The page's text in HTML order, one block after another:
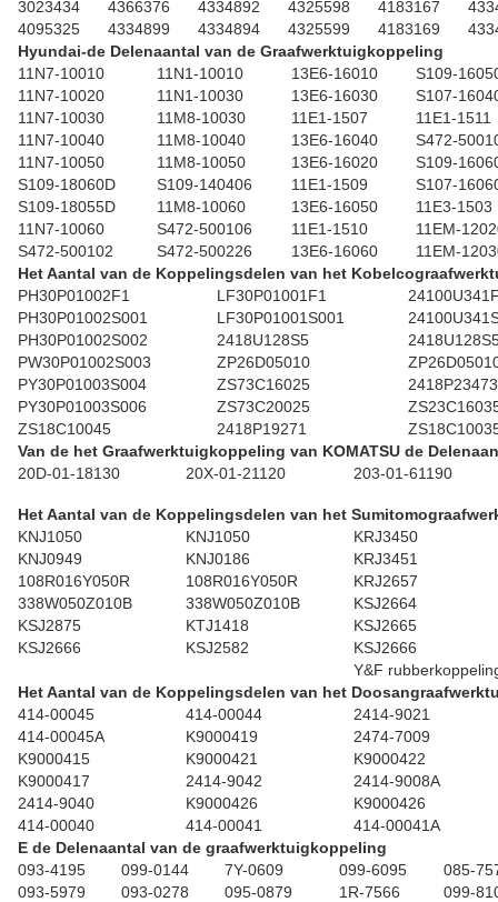
3023434
4366376 4334892 4325598 4183167
4095325
4334899 4334894 4325599 4183169
Hyundai-de Delenaantal van de Graafwerktuigkoppeling
11N7-10010
11N1-10010 13E6-16010
S109-
11N7-10020
11N1-10030 13E6-16030
S107-
11N7-10030
11M8-10030 11E1-1507
11E1-1511
11N7-10040
11M8-10040 13E6-16040
S472-
11N7-10050
11M8-10050 13E6-16020
S109-
S109-18060D
S109-140406 11E1-1509
S107-
S109-18055D
11M8-10060 13E6-16050
11E3-1503
11N7-10060
S472-500106 11E1-1510
11EM-
S472-500102
S472-500226 13E6-16060
11EM-
Het Aantal van de Koppelingsdelen van het
PH30P01002F1
LF30P01001F1
PH30P01002S001
LF30P01001S001
PH30P01002S002
2418U128S5
PW30P01002S003
ZP26D05010
PY30P01003S004
ZS73C16025
2418P23473
PY30P01003S006
ZS73C20025
ZS18C10045
2418P19271
Van de het Graafwerktuigkoppeling van KOMATSU de
20D-01-18130
20X-01-21120 203-01-61190
Het Aantal van de Koppelingsdelen van het
KNJ1050
KNJ1050
KRJ3450
KNJ0949
KNJ0186
KRJ3451
108R016Y050R
108R016Y050R
KRJ2657
338W050Z010B
338W050Z010B
KSJ2664
KSJ2875
KTJ1418
KSJ2665
KSJ2666
KSJ2582
KSJ2666
Y&F
Het Aantal van de Koppelingsdelen van het
414-00045
414-00044
2414-9021
414-00045A
K9000419
2474-7009
K9000415
K9000421
K9000422
K9000417
2414-9042
2414-9008A
2414-9040
K9000426
K9000426
414-00040
414-00041
414-00041A
E de Delenaantal van de graafwerktuigkoppeling
093-4195
099-0144 7Y-0609 099-6095
085-
093-5979
093-0278 095-0879 1R-7566
099-